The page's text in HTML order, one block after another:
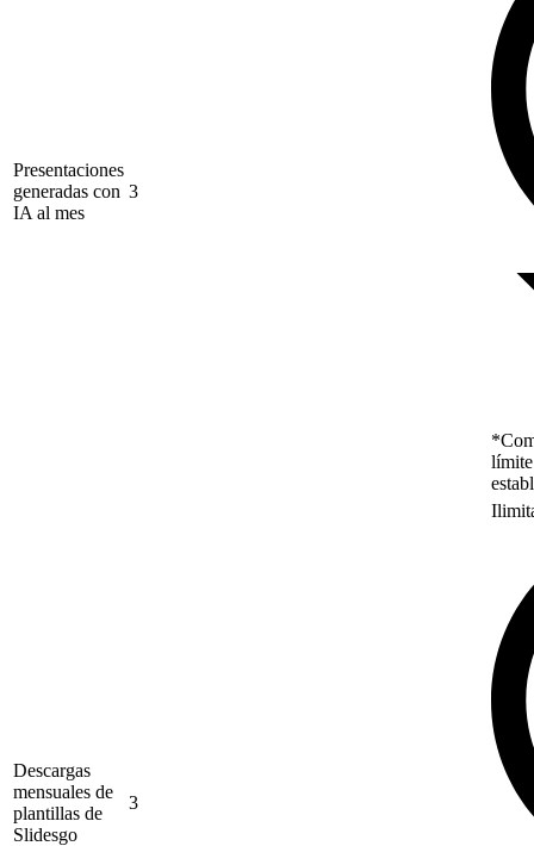
Presentaciones
generadas con
IA al mes
3
Descargas
mensuales de
plantillas de
Slidesgo
3